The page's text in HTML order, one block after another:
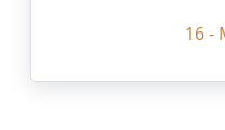
16 -